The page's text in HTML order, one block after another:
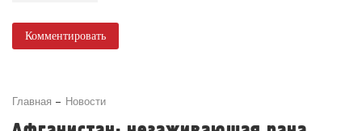
Комментировать
Главная Новости